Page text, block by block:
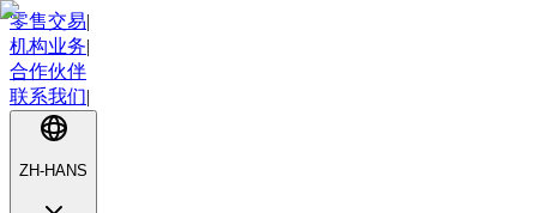
零售交易|
机构业务|
合作伙伴
联系我们|
ZH-HANS